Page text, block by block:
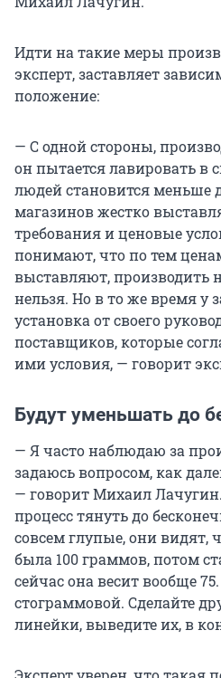
Идти на такие меры
эксперт, заставляет
положение:
— С одной стороны,
он пытается лавировать в
людей становится меньше
магазинов жестко
требования и ценовые
понимают, что по тем
выставляют, производить
нельзя. Но в то же время у
установка от своего
поставщиков, которые
ими условия, — говорит
Будут уменьшать до
— Я часто наблюдаю за
задаюсь вопросом, как
— говорит Михаил
процесс тянуть до
совсем глупые, они видят,
была 100 граммов, потом
сейчас она весит вообще
стограммовой. Сделайте
линейки, выведите их, в